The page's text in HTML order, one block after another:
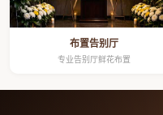
布置告别厅
专业告别厅鲜花布置